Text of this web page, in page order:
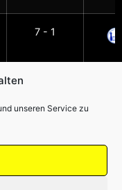
unseren Service zu
7 - 1